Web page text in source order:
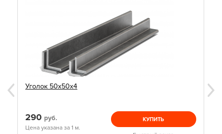
Уголок 50х50х4
290 руб.
Цена указана за 1 м.
КУПИТЬ